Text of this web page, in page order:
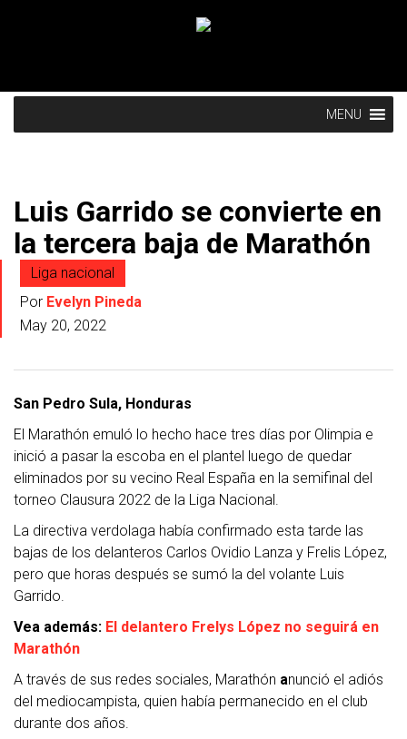
MENU
Luis Garrido se convierte en
la tercera baja de Marathón
Liga nacional
Por Evelyn Pineda
May 20, 2022
San Pedro Sula, Honduras
El Marathón emuló lo hecho hace tres días por Olimpia e
inició a pasar la escoba en el plantel luego de quedar
eliminados por su vecino Real España en la semifinal del
torneo Clausura 2022 de la Liga Nacional.
La directiva verdolaga había confirmado esta tarde las
bajas de los delanteros Carlos Ovidio Lanza y Frelis López,
pero que horas después se sumó la del volante Luis
Garrido.
Vea además: El delantero Frelys López no seguirá en
Marathón
A través de sus redes sociales, Marathón anunció el adiós
del mediocampista, quien había permanecido en el club
durante dos años.